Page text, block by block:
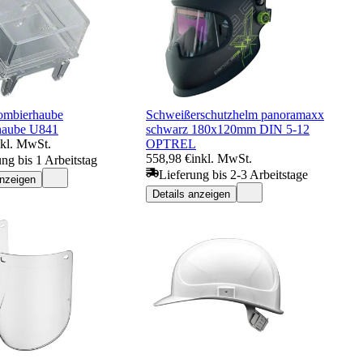
U841
MwSt.
bis 1 Arbeitstag
Schweißerschutzhelm panoramaxx
schwarz 180x120mm DIN 5-12
OPTREL
558,98 €inkl. MwSt.
Lieferung bis 2-3 Arbeitstage
Details anzeigen